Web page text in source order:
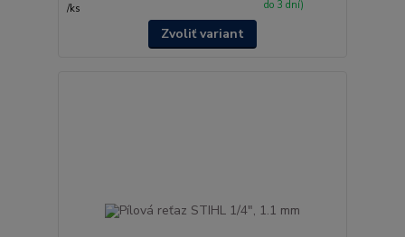
/ks
do 3 dní)
Zvoliť variant